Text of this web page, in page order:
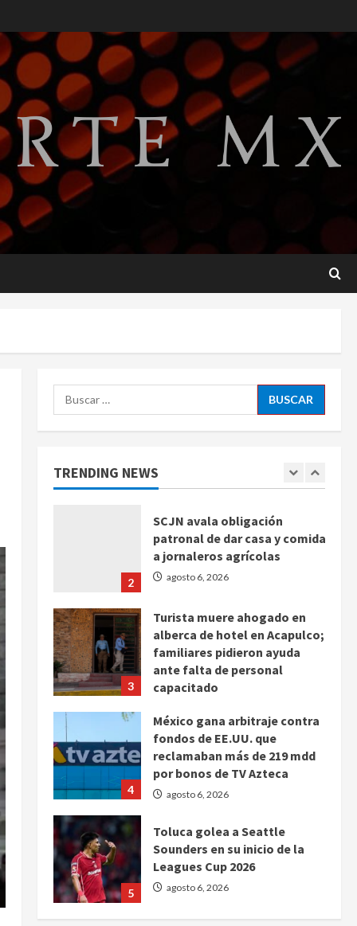
Buscar:
TRENDING NEWS
2
a jornaleros agrícolas
agosto 6, 2026
3
Turista muere ahogado en
alberca de hotel en Acapulco;
familiares pidieron ayuda
ante falta de personal
capacitado
por bonos de TV Azteca
1
sobre el Aeropuerto
2
SCJN avala obligación
patronal de dar casa y comida
a jornaleros agrícolas
agosto 6, 2026
3
Turista muere ahogado en
alberca de hotel en Acapulco;
familiares pidieron ayuda
ante falta de personal
capacitado
4
México gana arbitraje contra
fondos de EE.UU. que
reclamaban más de 219 mdd
por bonos de TV Azteca
agosto 6, 2026
5
Toluca golea a Seattle
Sounders en su inicio de la
Leagues Cup 2026
agosto 6, 2026